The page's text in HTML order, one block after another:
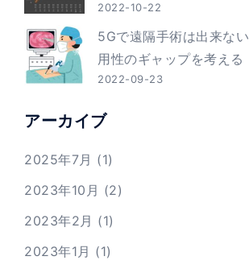
2022-10-22
5Gで遠隔手術は出来な
用性のギャップを考える
2022-09-23
アーカイブ
2025年7月 (1)
2023年10月 (2)
2023年2月 (1)
2023年1月 (1)